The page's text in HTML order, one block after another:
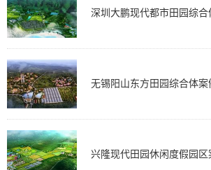
深圳大鹏现代都市田园综合
无锡阳山东方田园综合体案
兴隆现代田园休闲度假园区